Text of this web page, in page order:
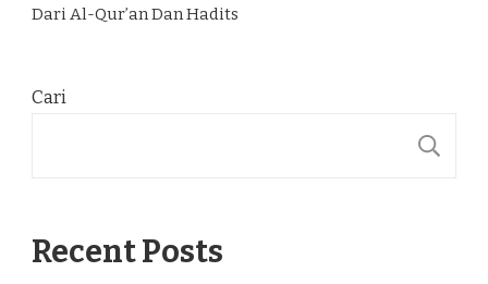
Dari Al-Qur’an Dan Hadits
Cari
Recent Posts